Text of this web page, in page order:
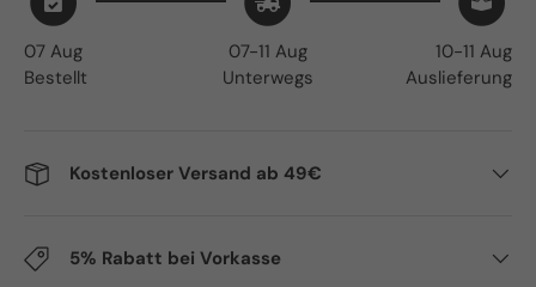
07 Aug
Bestellt
07-11 Aug
Unterwegs
10-11 Aug
Auslieferung
Kostenloser Versand ab 49€
5% Rabatt bei Vorkasse